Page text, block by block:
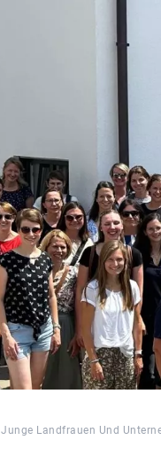
Junge Landfrauen Und